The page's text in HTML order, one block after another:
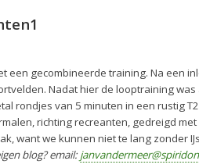
gecombineerde training. Na een
Nadat hier de looptraining
rondjes van 5 minuten in een rustig
richting recreanten, gedreigd
want we kunnen niet te lang zonder
blog? email: